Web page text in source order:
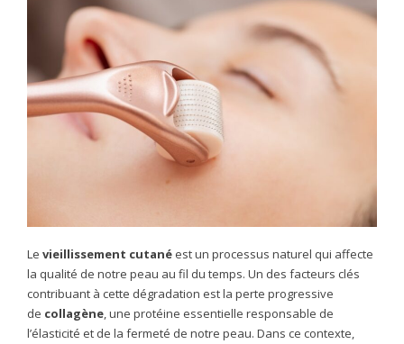
Le vieillissement cutané est un processus naturel qui affecte
la qualité de notre peau au fil du temps. Un des facteurs clés
contribuant à cette dégradation est la perte progressive
de collagène, une protéine essentielle responsable de
l’élasticité et de la fermeté de notre peau. Dans ce contexte,